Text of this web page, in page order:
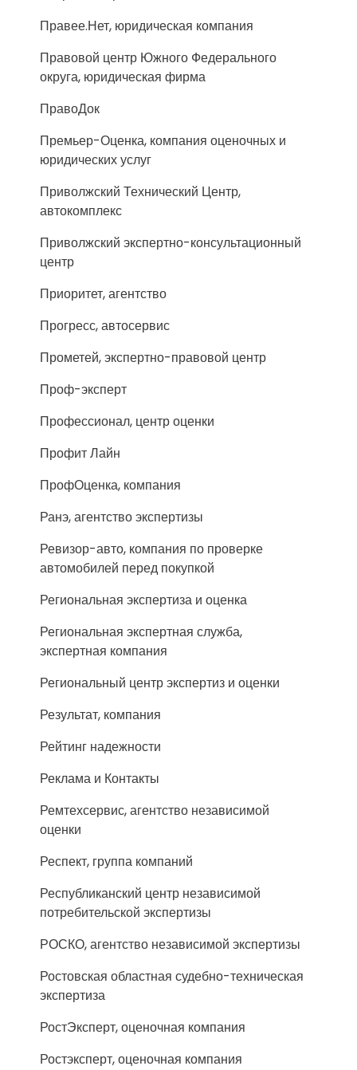
Правее.Нет, юридическая компания
Правовой центр Южного Федерального
округа, юридическая фирма
ПравоДок
Премьер-Оценка, компания оценочных и
юридических услуг
Приволжский Технический Центр,
автокомплекс
Приволжский экспертно-консультационный
центр
Приоритет, агентство
Прогресс, автосервис
Прометей, экспертно-правовой центр
Проф-эксперт
Профессионал, центр оценки
Профит Лайн
ПрофОценка, компания
Ранэ, агентство экспертизы
Ревизор-авто, компания по проверке
автомобилей перед покупкой
Региональная экспертиза и оценка
Региональная экспертная служба,
экспертная компания
Региональный центр экспертиз и оценки
Результат, компания
Рейтинг надежности
Реклама и Контакты
Ремтехсервис, агентство независимой
оценки
Респект, группа компаний
Республиканский центр независимой
потребительской экспертизы
РОСКО, агентство независимой экспертизы
Ростовская областная судебно-техническая
экспертиза
РостЭксперт, оценочная компания
Ростэксперт, оценочная компания